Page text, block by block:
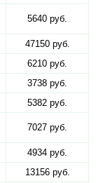
5640 руб.
47150 руб.
6210 руб.
3738 руб.
5382 руб.
7027 руб.
4934 руб.
13156 руб.